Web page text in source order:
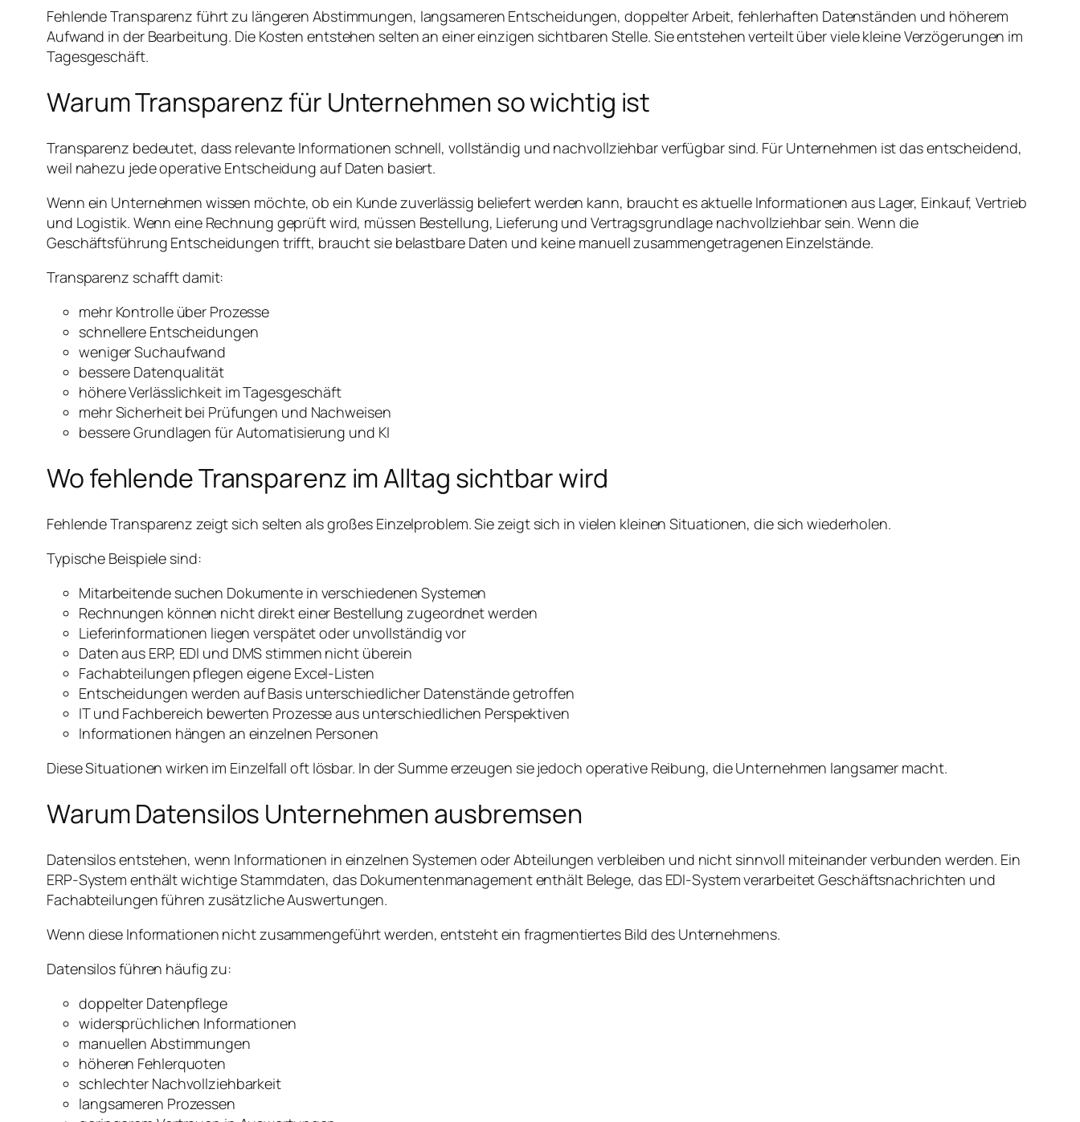
Fehlende Transparenz führt zu längeren Abstimmungen, langsameren Entscheidungen, doppelter Arbeit, fehlerhaften Datenständen und höherem
Aufwand in der Bearbeitung. Die Kosten entstehen selten an einer einzigen sichtbaren Stelle. Sie entstehen verteilt über viele kleine Verzögerungen im
Tagesgeschäft.
Warum Transparenz für Unternehmen so wichtig ist
Transparenz bedeutet, dass relevante Informationen schnell, vollständig und nachvollziehbar verfügbar sind. Für Unternehmen ist das entscheidend,
weil nahezu jede operative Entscheidung auf Daten basiert.
Wenn ein Unternehmen wissen möchte, ob ein Kunde zuverlässig beliefert werden kann, braucht es aktuelle Informationen aus Lager, Einkauf, Vertrieb
und Logistik. Wenn eine Rechnung geprüft wird, müssen Bestellung, Lieferung und Vertragsgrundlage nachvollziehbar sein. Wenn die
Geschäftsführung Entscheidungen trifft, braucht sie belastbare Daten und keine manuell zusammengetragenen Einzelstände.
Transparenz schafft damit:
mehr Kontrolle über Prozesse
schnellere Entscheidungen
weniger Suchaufwand
bessere Datenqualität
höhere Verlässlichkeit im Tagesgeschäft
mehr Sicherheit bei Prüfungen und Nachweisen
bessere Grundlagen für Automatisierung und KI
Wo fehlende Transparenz im Alltag sichtbar wird
Fehlende Transparenz zeigt sich selten als großes Einzelproblem. Sie zeigt sich in vielen kleinen Situationen, die sich wiederholen.
Typische Beispiele sind:
Mitarbeitende suchen Dokumente in verschiedenen Systemen
Rechnungen können nicht direkt einer Bestellung zugeordnet werden
Lieferinformationen liegen verspätet oder unvollständig vor
Daten aus ERP, EDI und DMS stimmen nicht überein
Fachabteilungen pflegen eigene Excel-Listen
Entscheidungen werden auf Basis unterschiedlicher Datenstände getroffen
IT und Fachbereich bewerten Prozesse aus unterschiedlichen Perspektiven
Informationen hängen an einzelnen Personen
Diese Situationen wirken im Einzelfall oft lösbar. In der Summe erzeugen sie jedoch operative Reibung, die Unternehmen langsamer macht.
Warum Datensilos Unternehmen ausbremsen
Datensilos entstehen, wenn Informationen in einzelnen Systemen oder Abteilungen verbleiben und nicht sinnvoll miteinander verbunden werden. Ein
ERP-System enthält wichtige Stammdaten, das Dokumentenmanagement enthält Belege, das EDI-System verarbeitet Geschäftsnachrichten und
Fachabteilungen führen zusätzliche Auswertungen.
Wenn diese Informationen nicht zusammengeführt werden, entsteht ein fragmentiertes Bild des Unternehmens.
Datensilos führen häufig zu:
doppelter Datenpflege
widersprüchlichen Informationen
manuellen Abstimmungen
höheren Fehlerquoten
schlechter Nachvollziehbarkeit
langsameren Prozessen